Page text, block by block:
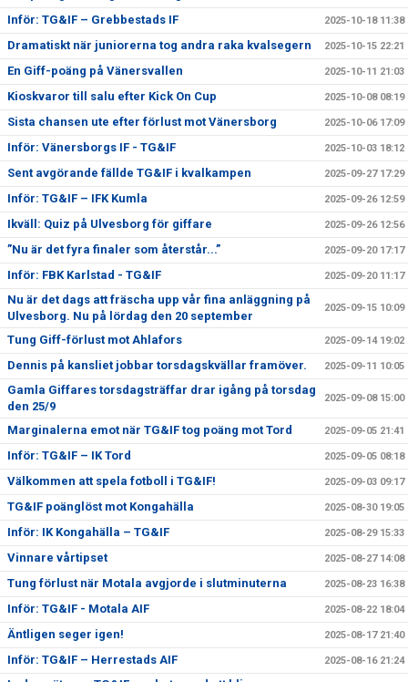
Inför: TG&IF – Grebbestads IF 2025-10-18 11:38
Dramatiskt när juniorerna tog andra raka kvalsegern 2025-10-15 22:21
En Giff-poäng på Vänersvallen 2025-10-11 21:03
Kioskvaror till salu efter Kick On Cup 2025-10-08 08:19
Sista chansen ute efter förlust mot Vänersborg 2025-10-06 17:09
Inför: Vänersborgs IF - TG&IF 2025-10-03 18:12
Sent avgörande fällde TG&IF i kvalkampen 2025-09-27 17:29
Inför: TG&IF – IFK Kumla 2025-09-26 12:59
Ikväll: Quiz på Ulvesborg för giffare 2025-09-26 12:56
”Nu är det fyra finaler som återstår...” 2025-09-20 17:17
Inför: FBK Karlstad - TG&IF 2025-09-20 11:17
Nu är det dags att fräscha upp vår fina anläggning på
Ulvesborg. Nu på lördag den 20 september
2025-09-15 10:09
Tung Giff-förlust mot Ahlafors 2025-09-14 19:02
Dennis på kansliet jobbar torsdagskvällar framöver. 2025-09-11 10:05
Gamla Giffares torsdagsträffar drar igång på torsdag
den 25/9
2025-09-08 15:00
Marginalerna emot när TG&IF tog poäng mot Tord 2025-09-05 21:41
Inför: TG&IF – IK Tord 2025-09-05 08:18
Välkommen att spela fotboll i TG&IF! 2025-09-03 09:17
TG&IF poänglöst mot Kongahälla 2025-08-30 19:05
Inför: IK Kongahälla – TG&IF 2025-08-29 15:33
Vinnare vårtipset 2025-08-27 14:08
Tung förlust när Motala avgjorde i slutminuterna 2025-08-23 16:38
Inför: TG&IF - Motala AIF 2025-08-22 18:04
Äntligen seger igen! 2025-08-17 21:40
Inför: TG&IF – Herrestads AIF 2025-08-16 21:24